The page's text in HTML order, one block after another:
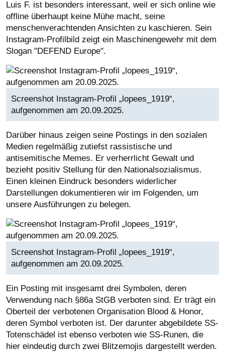
Luis F. ist besonders interessant, weil er sich online wie
offline überhaupt keine Mühe macht, seine
menschenverachtenden Ansichten zu kaschieren. Sein
Instagram-Profilbild zeigt ein Maschinengewehr mit dem
Slogan "DEFEND Europe".
Screenshot Instagram-Profil „lopees_1919“,
aufgenommen am 20.09.2025.
Darüber hinaus zeigen seine Postings in den sozialen
Medien regelmäßig zutiefst rassistische und
antisemitische Memes. Er verherrlicht Gewalt und
bezieht positiv Stellung für den Nationalsozialismus.
Einen kleinen Eindruck besonders widerlicher
Darstellungen dokumentieren wir im Folgenden, um
unsere Ausführungen zu belegen.
Screenshot Instagram-Profil „lopees_1919“,
aufgenommen am 20.09.2025.
Ein Posting mit insgesamt drei Symbolen, deren
Verwendung nach §86a StGB verboten sind. Er trägt ein
Oberteil der verbotenen Organisation Blood & Honor,
deren Symbol verboten ist. Der darunter abgebildete SS-
Totenschädel ist ebenso verboten wie SS-Runen, die
hier eindeutig durch zwei Blitzemojis dargestellt werden.